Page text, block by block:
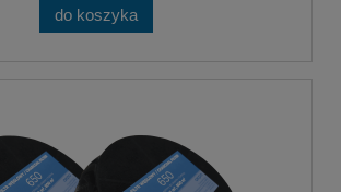
do koszyka